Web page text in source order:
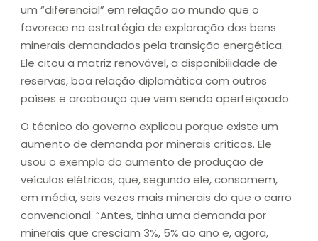
um “diferencial” em relação ao mundo que o
favorece na estratégia de exploração dos bens
minerais demandados pela transição energética.
Ele citou a matriz renovável, a disponibilidade de
reservas, boa relação diplomática com outros
países e arcabouço que vem sendo aperfeiçoado.
O técnico do governo explicou porque existe um
aumento de demanda por minerais críticos. Ele
usou o exemplo do aumento de produção de
veículos elétricos, que, segundo ele, consomem,
em média, seis vezes mais minerais do que o carro
convencional. “Antes, tinha uma demanda por
minerais que cresciam 3%, 5% ao ano e, agora,